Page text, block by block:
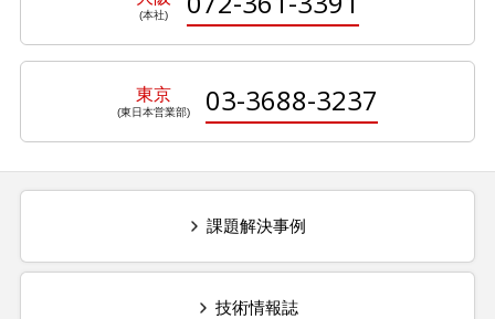
東京 03-3688-3237
課題解決事例
技術情報誌